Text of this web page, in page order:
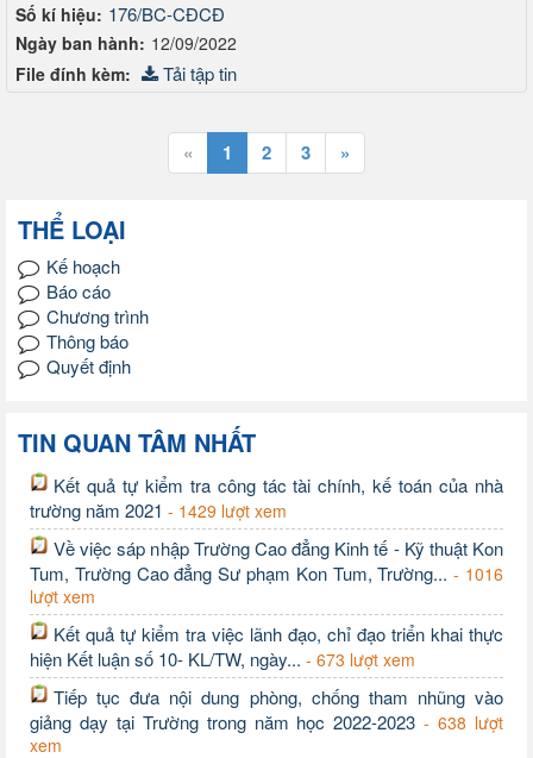
Số kí hiệu: 176/BC-CÐCÐ
Ngày ban hành: 12/09/2022
File đính kèm: Tải tập tin
« 1 2 3 »
THỂ LOẠI
Kế hoạch
Báo cáo
Chương trình
Thông báo
Quyết định
TIN QUAN TÂM NHẤT
Kết quả tự kiểm tra công tác tài chính, kế toán của nhà
trường năm 2021 - 1429 lượt xem
Về việc sáp nhập Trường Cao đẳng Kinh tế - Kỹ thuật Kon
Tum, Trường Cao đẳng Sư phạm Kon Tum, Trường... - 1016
lượt xem
Kết quả tự kiểm tra việc lãnh đạo, chỉ đạo triển khai thực
hiện Kết luận số 10- KL/TW, ngày... - 673 lượt xem
Tiếp tục đưa nội dung phòng, chống tham nhũng vào
giảng dạy tại Trường trong năm học 2022-2023 - 638 lượt
xem